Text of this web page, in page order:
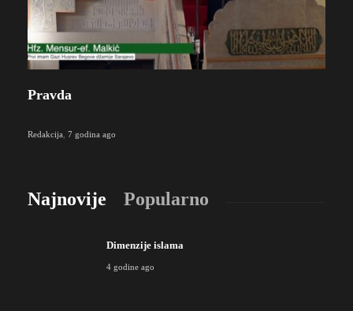
Pravda
Redakcija 7 godina ago
Najnovije Popularno
Dimenzije islama
4 godine ago